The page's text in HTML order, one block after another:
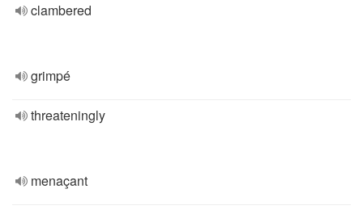
clambered
grimpé
threateningly
menaçant